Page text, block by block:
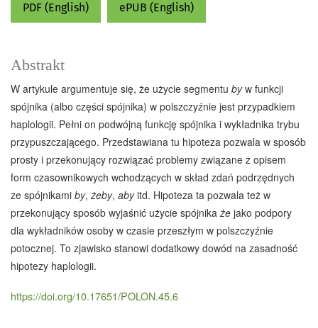
PDF (English) ePUB (English)
Abstrakt
W artykule argumentuje się, że użycie segmentu byw funkcji
spójnika (albo części spójnika) w polszczyźnie jest przypadkiem
haplologii. Pełni on podwójną funkcję spójnika i wykładnika trybu
przypuszczającego. Przedstawiana tu hipoteza pozwala w sposób
prosty i przekonujący rozwiązać problemy związane z opisem
form czasownikowych wchodzących w skład zdań podrzędnych
ze spójnikami by,żeby, abyitd. Hipoteza ta pozwala też w
przekonujący sposób wyjaśnić użycie spójnikaże jako podpory
dla wykładników osoby w czasie przeszłym w polszczyźnie
potocznej. To zjawisko stanowi dodatkowy dowód na zasadność
hipotezy haplologii.
https://doi.org/10.17651/POLON.45.6